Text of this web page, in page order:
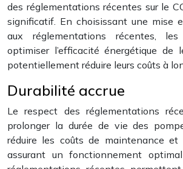
des réglementations récentes sur le
significatif. En choisissant une mise
aux réglementations récentes,
optimiser l’efficacité énergétique de
potentiellement réduire leurs coûts à
Durabilité accrue
Le respect des réglementations
prolonger la durée de vie des
réduire les coûts de maintenance et
assurant un fonctionnement